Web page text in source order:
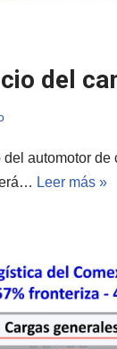
del
automotor de
Leer más »